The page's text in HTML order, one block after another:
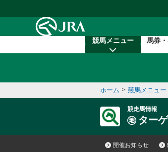
競馬メニュー 馬券
ホーム > 競馬メニュー
競走馬情報
ター
開催お知らせ